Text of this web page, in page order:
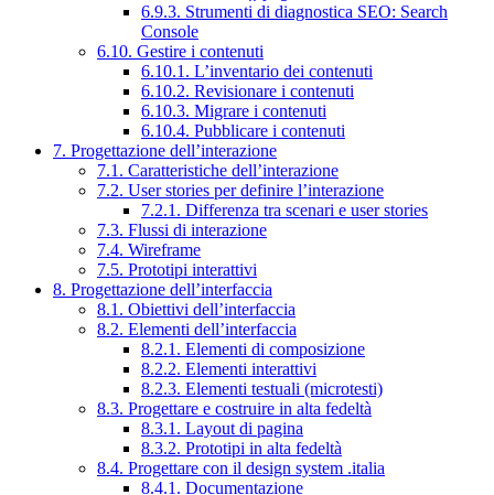
6.9.3. Strumenti di diagnostica SEO: Search
Console
6.10. Gestire i contenuti
6.10.1. L’inventario dei contenuti
6.10.2. Revisionare i contenuti
6.10.3. Migrare i contenuti
6.10.4. Pubblicare i contenuti
7. Progettazione dell’interazione
7.1. Caratteristiche dell’interazione
7.2. User stories per definire l’interazione
7.2.1. Differenza tra scenari e user stories
7.3. Flussi di interazione
7.4. Wireframe
7.5. Prototipi interattivi
8. Progettazione dell’interfaccia
8.1. Obiettivi dell’interfaccia
8.2. Elementi dell’interfaccia
8.2.1. Elementi di composizione
8.2.2. Elementi interattivi
8.2.3. Elementi testuali (microtesti)
8.3. Progettare e costruire in alta fedeltà
8.3.1. Layout di pagina
8.3.2. Prototipi in alta fedeltà
8.4. Progettare con il design system .italia
8.4.1. Documentazione